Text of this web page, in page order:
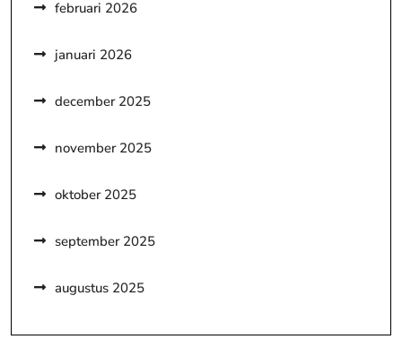
februari 2026
januari 2026
december 2025
november 2025
oktober 2025
september 2025
augustus 2025